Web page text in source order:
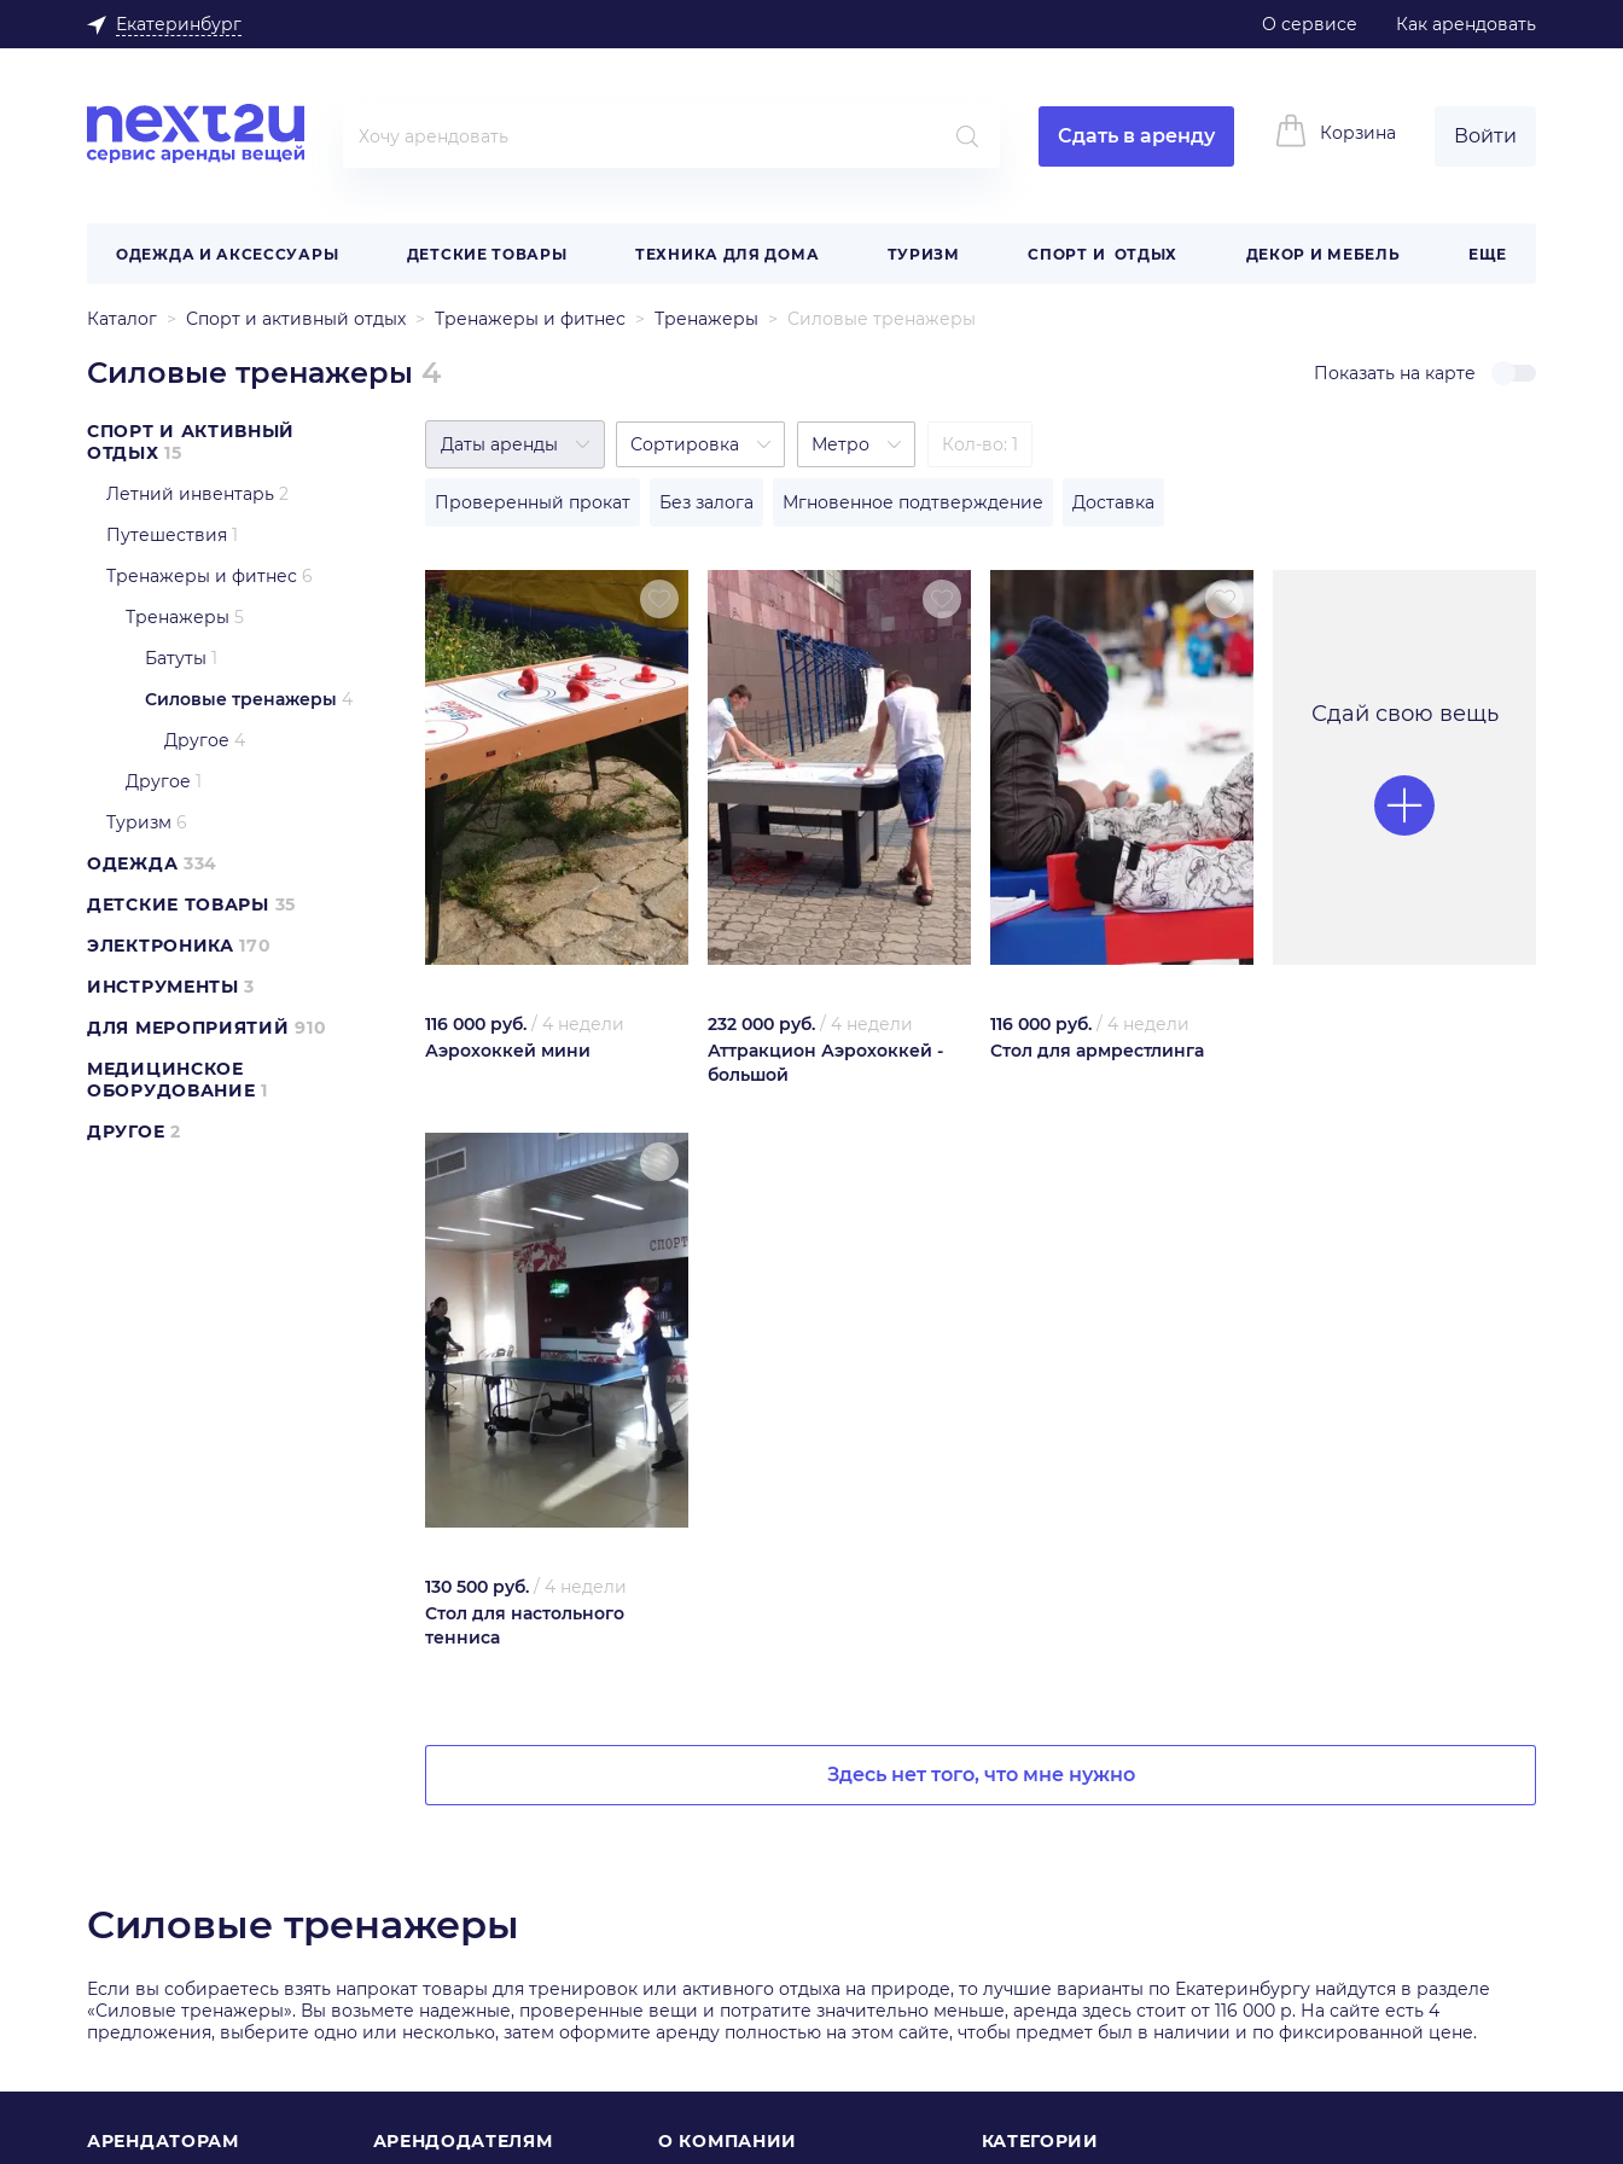
Екатеринбург О сервисе Как арендовать
Сдать в аренду Корзина Войти
ОДЕЖДА И АКСЕССУАРЫ ДЕТСКИЕ ТОВАРЫ ТЕХНИКА ДЛЯ ДОМА ТУРИЗМ СПОРТ И ОТДЫХ ДЕКОР И МЕБЕЛЬ ЕЩЕ
Каталог Спорт и активный отдых Тренажеры и фитнес Тренажеры Силовые тренажеры
Силовые тренажеры 4 Показать на карте
СПОРТ И АКТИВНЫЙ
ОТДЫХ 15
Летний инвентарь 2
Путешествия 1
Тренажеры и фитнес 6
Тренажеры 5
Батуты 1
Силовые тренажеры 4
Другое 4
Другое 1
Туризм 6
ОДЕЖДА 334
ДЕТСКИЕ ТОВАРЫ 35
ЭЛЕКТРОНИКА 170
ИНСТРУМЕНТЫ 3
ДЛЯ МЕРОПРИЯТИЙ 910
МЕДИЦИНСКОЕ
ОБОРУДОВАНИЕ 1
ДРУГОЕ 2
Даты аренды Сортировка Метро Кол-во: 1
Проверенный прокат Без залога Мгновенное подтверждение Доставка
116 000 руб. / 4 недели
Аэрохоккей мини
232 000 руб. / 4 недели
Аттракцион Аэрохоккей -
большой
116 000 руб. / 4 недели
Стол для армрестлинга
Сдай свою вещь
130 500 руб. / 4 недели
Стол для настольного
тенниса
Здесь нет того, что мне нужно
Силовые тренажеры
Если вы собираетесь взять напрокат товары для тренировок или активного отдыха на природе, то лучшие варианты по Екатеринбургу найдутся в разделе
«Силовые тренажеры». Вы возьмете надежные, проверенные вещи и потратите значительно меньше, аренда здесь стоит от 116 000 р. На сайте есть 4
предложения, выберите одно или несколько, затем оформите аренду полностью на этом сайте, чтобы предмет был в наличии и по фиксированной цене.
АРЕНДАТОРАМ АРЕНДОДАТЕЛЯМ О КОМПАНИИ КАТЕГОРИИ